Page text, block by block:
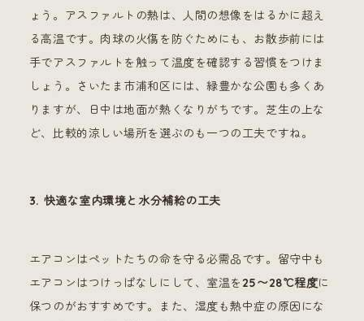
ょう。アスファルトの熱は、人間の想像をはるかに超え
る高温です。肉球の火傷を防ぐためにも、お散歩前には
手でアスファルトを触って温度を確認する習慣をつけま
しょう。さいたま市浦和区には、緑豊かな公園も多くあ
りますが、日中は地面が熱くなりがちです。芝生の上な
ど、比較的涼しい場所を選ぶのも一つの工夫ですね。
3. 快適な室内環境と水分補給の工夫
エアコンはペットたちの命を守る必需品です。留守中も
エアコンはつけっぱなしにして、室温を25〜28℃程度に
保つのがおすすめです。また、湿度も熱中症の原因にな